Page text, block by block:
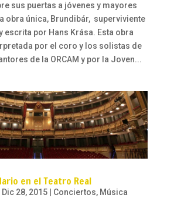
sus puertas a jóvenes y mayores
obra única, Brundibár, superviviente
escrita por Hans Krása. Esta obra
por el coro y los solistas de
de la ORCAM y por la Joven...
en el Teatro Real
Dic 28, 2015| Conciertos, Música